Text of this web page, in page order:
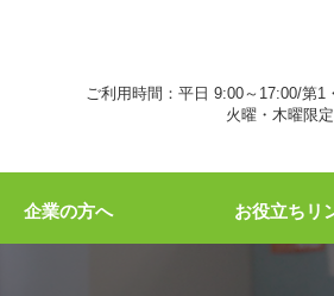
ご利用時間：平日 9:00～17:00/第
火曜・木曜限
企業の方へ お役立ちリ